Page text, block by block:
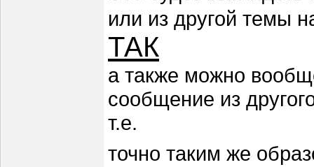
или из другой темы
ТАК
а также можно
сообщение из
т.е.
точно таким же